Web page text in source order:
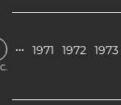
… 1971 1972 1973